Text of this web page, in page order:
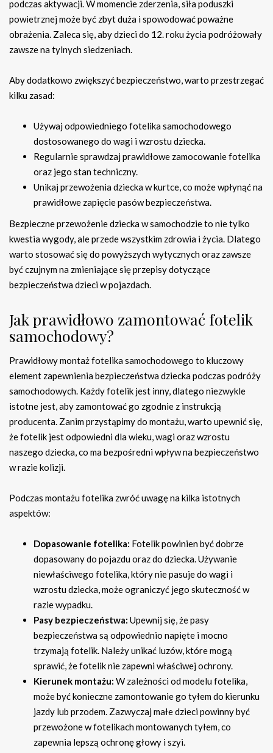
podczas aktywacji. W momencie zderzenia, siła poduszki
powietrznej może być zbyt duża i spowodować poważne
obrażenia. Zaleca się, aby dzieci do 12. roku życia podróżowały
zawsze na tylnych siedzeniach.
Aby dodatkowo zwiększyć bezpieczeństwo, warto przestrzegać
kilku zasad:
Używaj odpowiedniego fotelika samochodowego
dostosowanego do wagi i wzrostu dziecka.
Regularnie sprawdzaj prawidłowe zamocowanie fotelika
oraz jego stan techniczny.
Unikaj przewożenia dziecka w kurtce, co może wpłynąć na
prawidłowe zapięcie pasów bezpieczeństwa.
Bezpieczne przewożenie dziecka w samochodzie to nie tylko
kwestia wygody, ale przede wszystkim zdrowia i życia. Dlatego
warto stosować się do powyższych wytycznych oraz zawsze
być czujnym na zmieniające się przepisy dotyczące
bezpieczeństwa dzieci w pojazdach.
Jak prawidłowo zamontować fotelik
samochodowy?
Prawidłowy montaż fotelika samochodowego to kluczowy
element zapewnienia bezpieczeństwa dziecka podczas podróży
samochodowych. Każdy fotelik jest inny, dlatego niezwykle
istotne jest, aby zamontować go zgodnie z instrukcją
producenta. Zanim przystąpimy do montażu, warto upewnić się,
że fotelik jest odpowiedni dla wieku, wagi oraz wzrostu
naszego dziecka, co ma bezpośredni wpływ na bezpieczeństwo
w razie kolizji.
Podczas montażu fotelika zwróć uwagę na kilka istotnych
aspektów:
Dopasowanie fotelika: Fotelik powinien być dobrze
dopasowany do pojazdu oraz do dziecka. Używanie
niewłaściwego fotelika, który nie pasuje do wagi i
wzrostu dziecka, może ograniczyć jego skuteczność w
razie wypadku.
Pasy bezpieczeństwa: Upewnij się, że pasy
bezpieczeństwa są odpowiednio napięte i mocno
trzymają fotelik. Należy unikać luzów, które mogą
sprawić, że fotelik nie zapewni właściwej ochrony.
Kierunek montażu: W zależności od modelu fotelika,
może być konieczne zamontowanie go tyłem do kierunku
jazdy lub przodem. Zazwyczaj małe dzieci powinny być
przewożone w fotelikach montowanych tyłem, co
zapewnia lepszą ochronę głowy i szyi.